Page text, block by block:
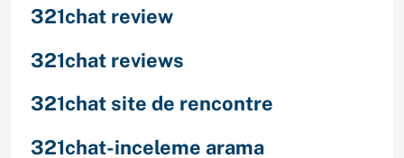
321chat review
321chat reviews
321chat site de rencontre
321chat-inceleme arama